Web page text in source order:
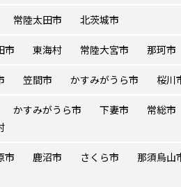
常陸太田市 北茨城市
市 東海村 常陸大宮市 那珂市
笠間市 かすみがうら市 桜川
かすみがうら市 下妻市 常総市
市 鹿沼市 さくら市 那須烏山